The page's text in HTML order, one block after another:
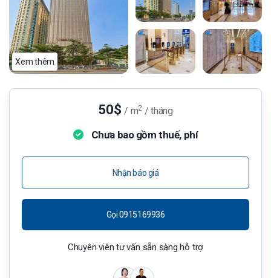
Xem thêm
50$ / m2 / tháng
Chưa bao gồm thuế, phí
Nhận báo giá
Gọi 0915169936
Chuyên viên tư vấn sẵn sàng hỗ trợ